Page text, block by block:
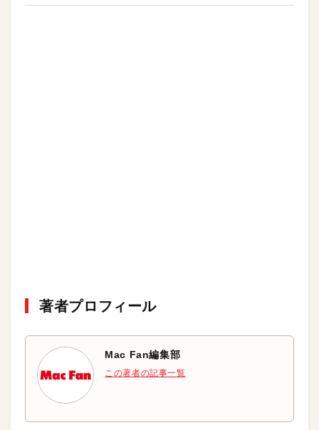
著者プロフィール
Mac Fan編集部
この著者の記事一覧